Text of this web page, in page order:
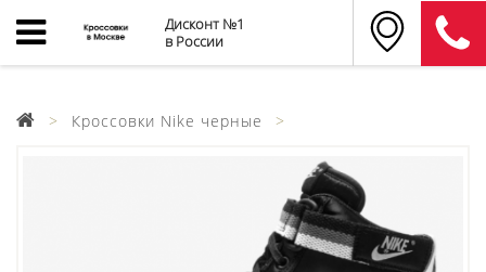
Дисконт №1
в России
Кроссовки Nike черные